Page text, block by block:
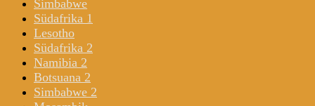
Simbabwe
Südafrika 1
Lesotho
Südafrika 2
Namibia 2
Botsuana 2
Simbabwe 2